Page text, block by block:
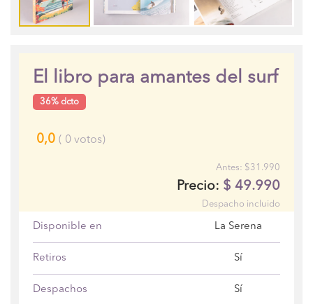
El libro para amantes del surf
36% dcto
0,0 ( 0 votos)
Antes: $31.990
Precio: $ 49.990
Despacho incluido
Disponible en La Serena
Retiros Sí
Despachos Sí